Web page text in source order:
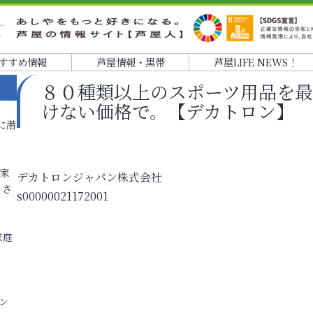
すめ情報 芦屋情報・黒帯 芦屋LIFE NEWS！
８０種類以上のスポーツ用品を
けない価格で。【デカトロン】
デカトロンジャパン株式会社
s00000021172001
潜